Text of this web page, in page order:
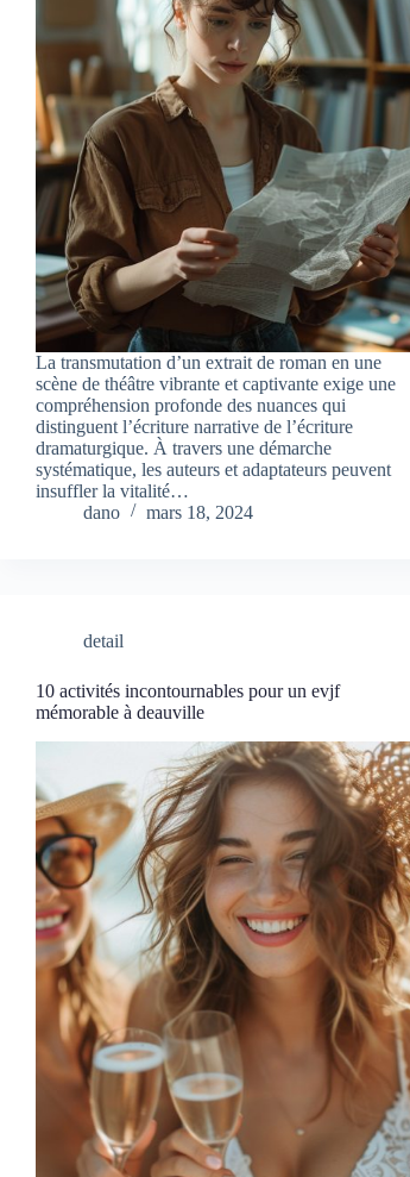
La transmutation d’un extrait de roman en une
scène de théâtre vibrante et captivante exige une
compréhension profonde des nuances qui
distinguent l’écriture narrative de l’écriture
dramaturgique. À travers une démarche
systématique, les auteurs et adaptateurs peuvent
insuffler la vitalité…
dano
mars 18, 2024
detail
10 activités incontournables pour un evjf
mémorable à deauville